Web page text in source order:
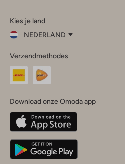
InstagramFacebook
Kies je land
NEDERLAND
je
land
Nederland
Belgique(Français)
Deutschland
Verzendmethodes
Download onze Omoda app